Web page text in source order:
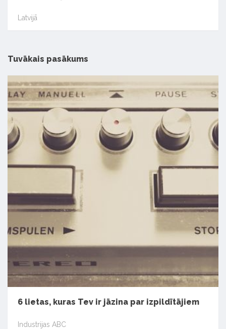
Latvijā
Tuvākais pasākums
6 lietas, kuras Tev ir jāzina par izpildītājiem
Industrijas ABC